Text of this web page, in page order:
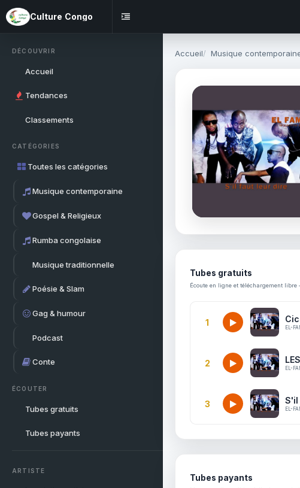
Culture Congo
DÉCOUVRIR
Accueil
Tendances
Classements
CATÉGORIES
Toutes les catégories
Musique contemporaine
Gospel & Religieux
Rumba congolaise
Musique traditionnelle
Poésie & Slam
Gag & humour
Podcast
Conte
ÉCOUTER
Tubes gratuits
Tubes payants
ARTISTE
Accueil Musique
Tubes gratuits
Écoute en ligne et téléchargement
1
EL-
2
EL-
3 S'il
EL-
Tubes payants